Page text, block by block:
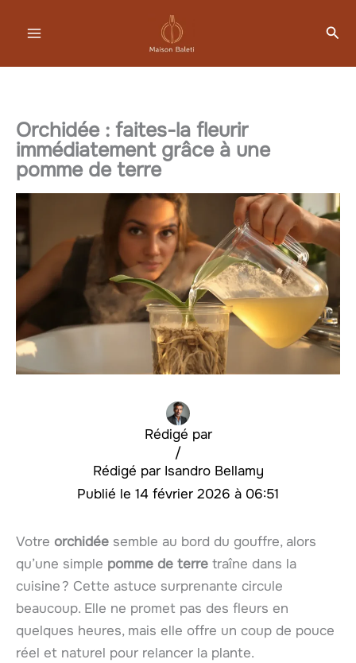
Orchidée : faites-la fleurir
immédiatement grâce à une
pomme de terre
Rédigé par
Isandro Bellamy
/
14 février 2026 à 06:51
Votre orchidée semble au bord du gouffre, alors
qu’une simple pomme de terre traîne dans la
cuisine ? Cette astuce surprenante circule
beaucoup. Elle ne promet pas des fleurs en
quelques heures, mais elle offre un coup de pouce
réel et naturel pour relancer la plante.